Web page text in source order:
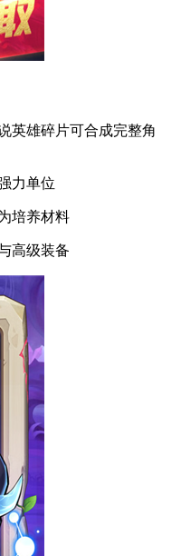
英雄碎片可合成完整角
力单位
培养材料
高级装备